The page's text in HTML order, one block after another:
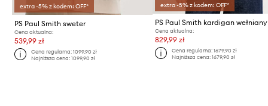
extra -5% z kodem: OFF*
PS Paul Smith sweter
Cena aktualna:
539,99 zł
Cena regularna:1099,90 zł
Najniższa cena:1099,90 zł
extra -5% z kodem: OFF*
PS Paul Smith kardigan wełniany
Cena aktualna:
829,99 zł
Cena regularna: 1679,90 zł
Najniższa cena: 1679,90 zł